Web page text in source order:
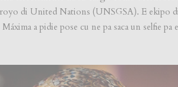
di United Nations (UNSGSA). E ekipo
a pidie pose cu ne pa saca un selfie pa